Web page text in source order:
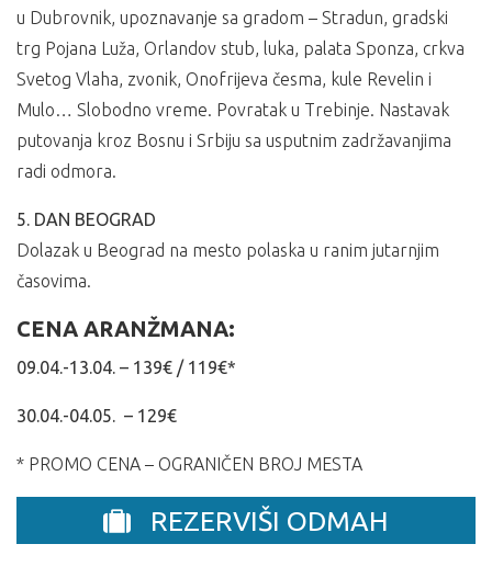
u Dubrovnik, upoznavanje sa gradom – Stradun, gradski
trg Pojana Luža, Orlandov stub, luka, palata Sponza, crkva
Svetog Vlaha, zvonik, Onofrijeva česma, kule Revelin i
Mulo… Slobodno vreme. Povratak u Trebinje. Nastavak
putovanja kroz Bosnu i Srbiju sa usputnim zadržavanjima
radi odmora.
5. DAN BEOGRAD
Dolazak u Beograd na mesto polaska u ranim jutarnjim
časovima.
CENA ARANŽMANA:
09.04.-13.04. – 139€ / 119€*
30.04.-04.05. – 129€
* PROMO CENA – OGRANIČEN BROJ MESTA
REZERVIŠI ODMAH